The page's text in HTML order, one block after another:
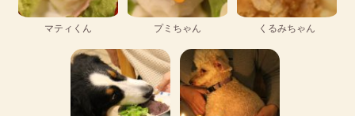
マティくん プミちゃん くるみちゃん